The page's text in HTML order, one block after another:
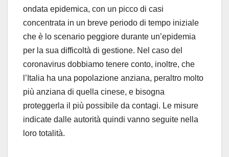
ondata epidemica, con un picco di casi
concentrata in un breve periodo di tempo iniziale
che è lo scenario peggiore durante un’epidemia
per la sua difficoltà di gestione. Nel caso del
coronavirus dobbiamo tenere conto, inoltre, che
l’Italia ha una popolazione anziana, peraltro molto
più anziana di quella cinese, e bisogna
proteggerla il più possibile da contagi. Le misure
indicate dalle autorità quindi vanno seguite nella
loro totalità.